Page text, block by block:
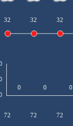
32 32 32
72 72 72